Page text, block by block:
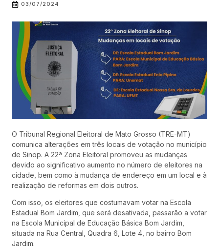
03/07/2024
O Tribunal Regional Eleitoral de Mato Grosso (TRE-MT)
comunica alterações em três locais de votação no município
de Sinop. A 22ª Zona Eleitoral promoveu as mudanças
devido ao significativo aumento no número de eleitores na
cidade, bem como à mudança de endereço em um local e à
realização de reformas em dois outros.
Com isso, os eleitores que costumavam votar na Escola
Estadual Bom Jardim, que será desativada, passarão a votar
na Escola Municipal de Educação Básica Bom Jardim,
situada na Rua Central, Quadra 6, Lote 4, no bairro Bom
Jardim.